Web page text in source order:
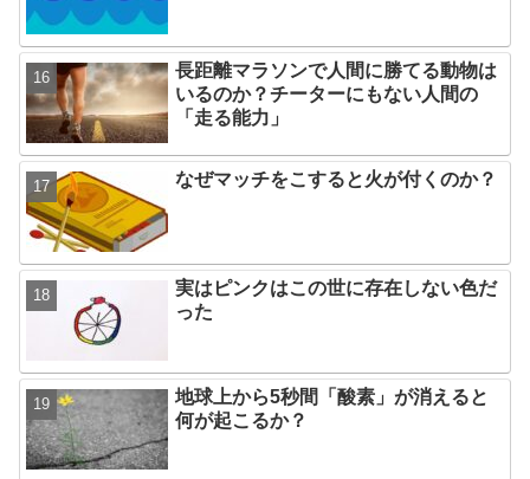
長距離マラソンで人間に勝てる動物は
いるのか？チーターにもない人間の
「走る能力」
なぜマッチをこすると火が付くのか？
実はピンクはこの世に存在しない色だ
った
地球上から5秒間「酸素」が消えると
何が起こるか？